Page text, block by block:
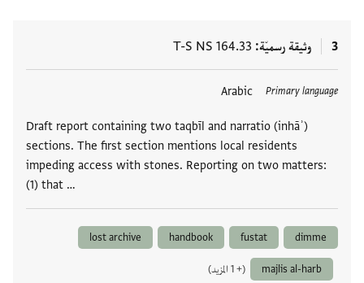
3 وثيقة رسميّة T-S NS 164.33
Primary language
Arabic
Draft report containing two taqbīl and narratio (inhāʾ)
sections. The first section mentions local residents
impeding access with stones. Reporting on two matters:
(1) that …
العلامات
dimme
fustat
handbook
lost archive
majlis al-harb (+ 1 المزيد)